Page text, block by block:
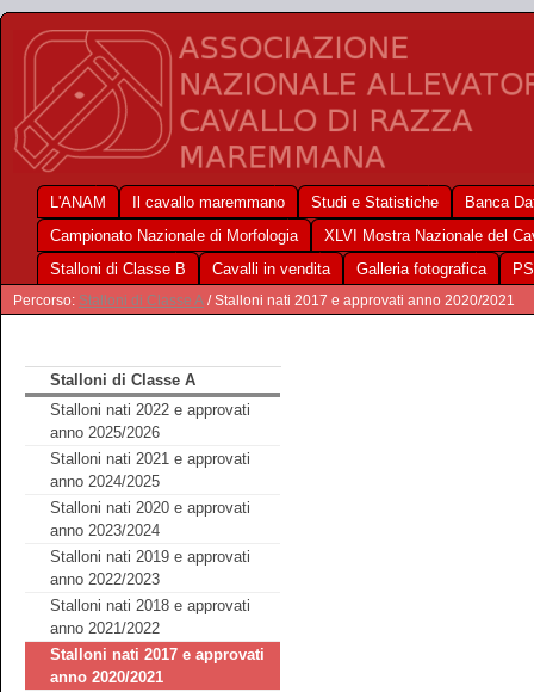
L'ANAM Il cavallo maremmano Studi e Statistiche
Banca
Campionato Nazionale di Morfologia
XLVI Mostra Nazionale del
Stalloni di Classe B
Cavalli in vendita Galleria fotografica
Percorso: Stalloni di Classe A / Stalloni nati 2017 e approvati anno 2020/2021
Stalloni di Classe A
Stalloni nati 2022 e approvati
anno 2025/2026
Stalloni nati 2021 e approvati
anno 2024/2025
Stalloni nati 2020 e approvati
anno 2023/2024
Stalloni nati 2019 e approvati
anno 2022/2023
Stalloni nati 2018 e approvati
anno 2021/2022
Stalloni nati 2017 e approvati
anno 2020/2021